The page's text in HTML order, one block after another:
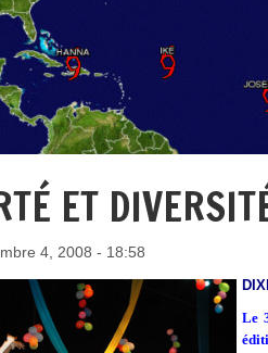
ET
4, 2008 - 18:58
Le